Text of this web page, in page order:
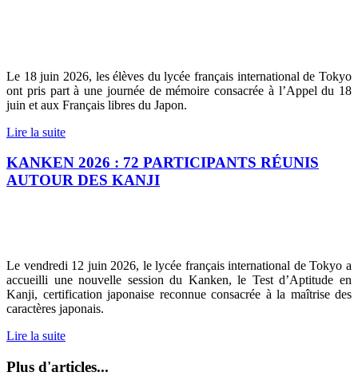
Le 18 juin 2026, les élèves du lycée français international de Tokyo
ont pris part à une journée de mémoire consacrée à l’Appel du 18
juin et aux Français libres du Japon.
Lire la suite
KANKEN 2026 : 72 PARTICIPANTS RÉUNIS
AUTOUR DES KANJI
Le vendredi 12 juin 2026, le lycée français international de Tokyo a
accueilli une nouvelle session du Kanken, le Test d’Aptitude en
Kanji, certification japonaise reconnue consacrée à la maîtrise des
caractères japonais.
Lire la suite
Plus d'articles...